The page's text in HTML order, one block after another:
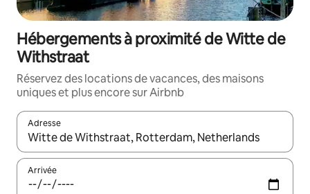
Hébergements à proximité de Witte de
Withstraat
Réservez des locations de vacances, des maisons
uniques et plus encore sur Airbnb
Adresse
Lorsque les résultats s'affichent, utilisez les flèches vers le
Arrivée